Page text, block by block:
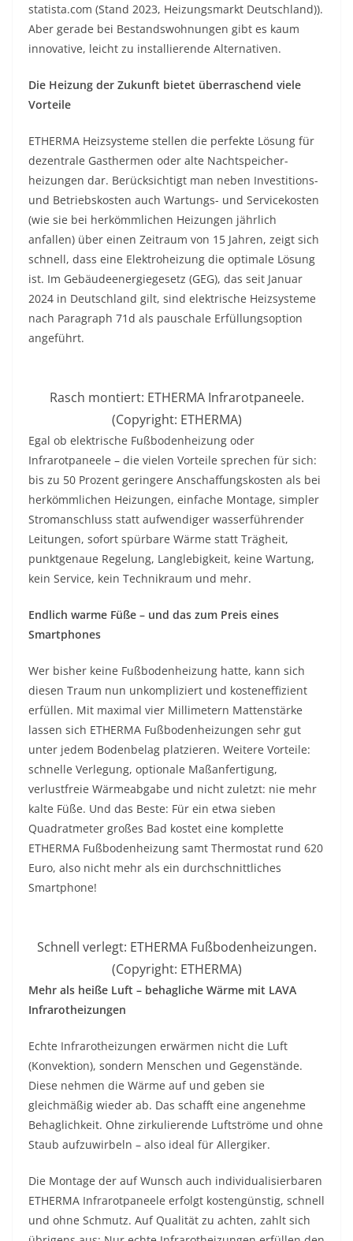
statista.com (Stand 2023, Heizungsmarkt Deutschland)).
Aber gerade bei Bestandswohnungen gibt es kaum
innovative, leicht zu installierende Alternativen.
Die Heizung der Zukunft bietet überraschend viele
Vorteile
ETHERMA Heizsysteme stellen die perfekte Lösung für
dezentrale Gasthermen oder alte Nachtspeicher­
heizungen dar. Berücksichtigt man neben Investitions-
und Betriebskosten auch Wartungs- und Servicekosten
(wie sie bei herkömmlichen Heizungen jährlich
anfallen) über einen Zeitraum von 15 Jahren, zeigt sich
schnell, dass eine Elektroheizung die optimale Lösung
ist. Im Gebäudeenergiegesetz (GEG), das seit Januar
2024 in Deutschland gilt, sind elektrische Heizsysteme
nach Paragraph 71d als pauschale Erfüllungsoption
angeführt.
Rasch montiert: ETHERMA Infrarotpaneele.
(Copyright: ETHERMA)
Egal ob elektrische Fußbodenheizung oder
Infrarotpaneele – die vielen Vorteile sprechen für sich:
bis zu 50 Prozent geringere Anschaffungskosten als bei
herkömmlichen Heizungen, einfache Montage, simpler
Stromanschluss statt aufwendiger wasserführender
Leitungen, sofort spürbare Wärme statt Trägheit,
punktgenaue Regelung, Langlebigkeit, keine Wartung,
kein Service, kein Technikraum und mehr.
Endlich warme Füße – und das zum Preis eines
Smartphones
Wer bisher keine Fußbodenheizung hatte, kann sich
diesen Traum nun unkompliziert und kosteneffizient
erfüllen. Mit maximal vier Millimetern Mattenstärke
lassen sich ETHERMA Fußbodenheizungen sehr gut
unter jedem Bodenbelag platzieren. Weitere Vorteile:
schnelle Verlegung, optionale Maßanfertigung,
verlustfreie Wärmeabgabe und nicht zuletzt: nie mehr
kalte Füße. Und das Beste: Für ein etwa sieben
Quadratmeter großes Bad kostet eine komplette
ETHERMA Fußbodenheizung samt Thermostat rund 620
Euro, also nicht mehr als ein durchschnittliches
Smartphone!
Schnell verlegt: ETHERMA Fußbodenheizungen.
(Copyright: ETHERMA)
Mehr als heiße Luft – behagliche Wärme mit LAVA
Infrarotheizungen
Echte Infrarotheizungen erwärmen nicht die Luft
(Konvektion), sondern Menschen und Gegenstände.
Diese nehmen die Wärme auf und geben sie
gleichmäßig wieder ab. Das schafft eine angenehme
Behaglichkeit. Ohne zirkulierende Luftströme und ohne
Staub aufzuwirbeln – also ideal für Allergiker.
Die Montage der auf Wunsch auch individualisierbaren
ETHERMA Infrarotpaneele erfolgt kostengünstig, schnell
und ohne Schmutz. Auf Qualität zu achten, zahlt sich